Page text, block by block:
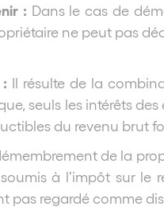
: Dans le cas de
ne peut pas
Il résulte de la
seuls les intérêts
du revenu brut
de la
à l’impôt sur le
pas regardé comme